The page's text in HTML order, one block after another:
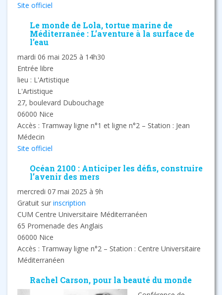
Site officiel
Le monde de Lola, tortue marine de
Méditerranée : L’aventure à la surface de
l’eau
mardi 06 mai 2025 à 14h30
Entrée libre
lieu : L'Artistique
L'Artistique
27, boulevard Dubouchage
06000 Nice
Accès : Tramway ligne n°1 et ligne n°2 – Station : Jean
Médecin
Site officiel
Océan 2100 : Anticiper les défis, construire
l’avenir des mers
mercredi 07 mai 2025 à 9h
Gratuit sur inscription
CUM Centre Universitaire Méditerranéen
65 Promenade des Anglais
06000 Nice
Accès : Tramway ligne n°2 – Station : Centre Universitaire
Méditerranéen
Rachel Carson, pour la beauté du monde